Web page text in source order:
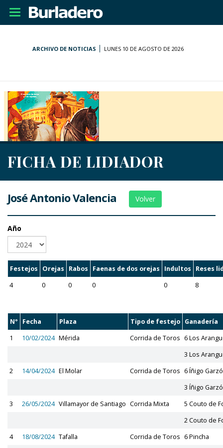
Desplegar
navegación
ARCHIVO DE NOTICIAS LUNES 10 DE AGOSTO DE 2026
FICHA DE LIDIADOR
José Antonio Valencia Volver
Año
Festejos Orejas Rabos Faenas de dos orejas Indultos
Reses
4
0 0 0 0 8
Nº Fecha Plaza Tipo de festejo Ganadería
1
10/02/2024 Mérida Corrida de Toros 6 Los
3 Los
2
14/04/2024 El Molar Corrida de Toros 6 Íñigo
3 Íñigo
3
26/05/2024 Villamayor de Santiago Corrida Mixta
5 Couto de
2 Couto de
4
18/08/2024 Tafalla Corrida de Toros 6 Pincha